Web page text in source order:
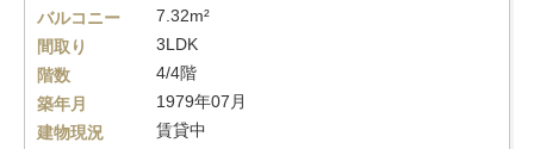
バルコニー
7.32m²
間取り
3LDK
階数
4/4階
築年月
1979年07月
建物現況
賃貸中